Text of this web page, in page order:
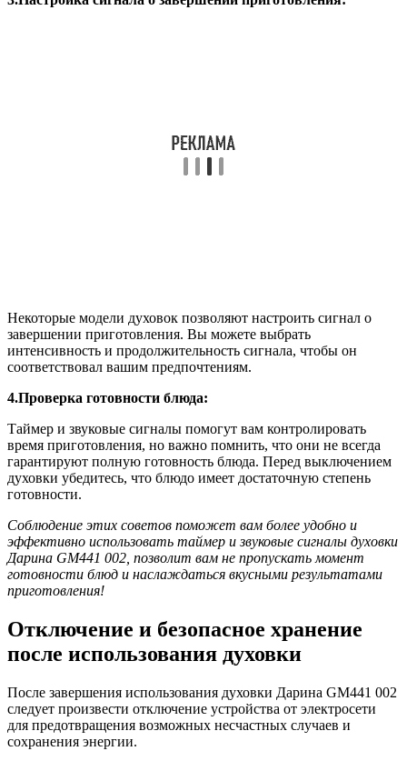
Некоторые модели духовок позволяют настроить сигнал о
завершении приготовления. Вы можете выбрать
интенсивность и продолжительность сигнала, чтобы он
соответствовал вашим предпочтениям.
4.Проверка готовности блюда:
Таймер и звуковые сигналы помогут вам контролировать
время приготовления, но важно помнить, что они не всегда
гарантируют полную готовность блюда. Перед выключением
духовки убедитесь, что блюдо имеет достаточную степень
готовности.
Соблюдение этих советов поможет вам более удобно и
эффективно использовать таймер и звуковые сигналы духовки
Дарина GM441 002, позволит вам не пропускать момент
готовности блюд и наслаждаться вкусными результатами
приготовления!
Отключение и безопасное хранение
после использования духовки
После завершения использования духовки Дарина GM441 002
следует произвести отключение устройства от электросети
для предотвращения возможных несчастных случаев и
сохранения энергии.